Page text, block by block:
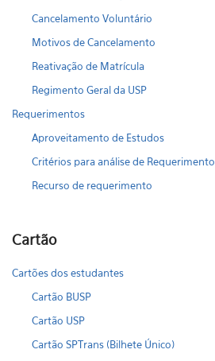
Cancelamento Voluntário
Motivos de Cancelamento
Reativação de Matrícula
Regimento Geral da USP
Requerimentos
Aproveitamento de Estudos
Critérios para análise de Requerimento
Recurso de requerimento
Cartão
Cartões dos estudantes
Cartão BUSP
Cartão USP
Cartão SPTrans (Bilhete Único)